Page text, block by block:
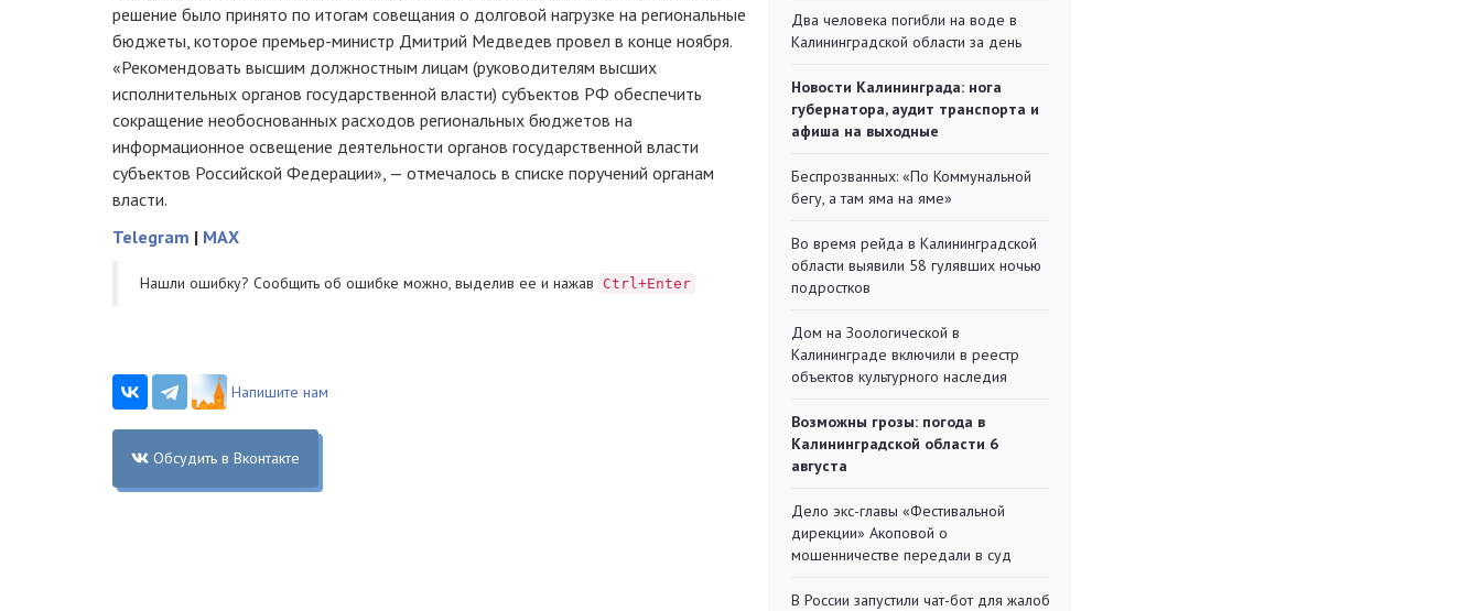
решение было принято по итогам совещания о долговой нагрузке на региональные
бюджеты, которое премьер-министр Дмитрий Медведев провел в конце ноября.
«Рекомендовать высшим должностным лицам (руководителям высших
исполнительных органов государственной власти) субъектов РФ обеспечить
сокращение необоснованных расходов региональных бюджетов на
информационное освещение деятельности органов государственной власти
субъектов Российской Федерации», — отмечалось в списке поручений органам
власти.
Telegram | MAX
Нашли ошибку? Cообщить об ошибке можно, выделив ее и нажав Ctrl+Enter
Напишите нам
Обсудить в Вконтакте
Два человека погибли на воде в
Калининградской области за день
Новости Калининграда: нога
губернатора, аудит транспорта и
афиша на выходные
Беспрозванных: «По Коммунальной
бегу, а там яма на яме»
Во время рейда в Калининградской
области выявили 58 гулявших ночью
подростков
Дом на Зоологической в
Калининграде включили в реестр
объектов культурного наследия
Возможны грозы: погода в
Калининградской области 6
августа
Дело экс-главы «Фестивальной
дирекции» Акоповой о
мошенничестве передали в суд
В России запустили чат-бот для жалоб